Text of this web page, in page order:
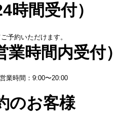
間受付）
予約いただけます。
時間内受付）
営業時間：9:00〜20:00
のお客様